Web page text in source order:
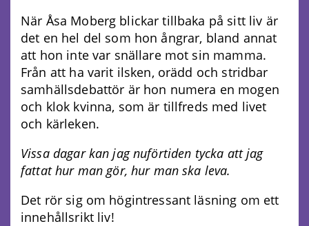
När Åsa Moberg blickar tillbaka på sitt liv är
det en hel del som hon ångrar, bland annat
att hon inte var snällare mot sin mamma.
Från att ha varit ilsken, orädd och stridbar
samhällsdebattör är hon numera en mogen
och klok kvinna, som är tillfreds med livet
och kärleken.
Vissa dagar kan jag nuförtiden tycka att jag
fattat hur man gör, hur man ska leva.
Det rör sig om högintressant läsning om ett
innehållsrikt liv!